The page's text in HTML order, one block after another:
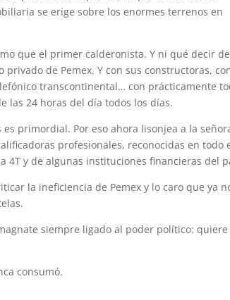
se erige sobre los enormes terrenos en
que el primer calderonista. Y ni qué decir
de Pemex. Y con sus constructoras,
transcontinental… con prácticamente
las 24 horas del día todos los días.
primordial. Por eso ahora lisonjea a la
profesionales, reconocidas en todo
y de algunas instituciones financieras del
la ineficiencia de Pemex y lo caro que ya
siempre ligado al poder político: quiere
consumó.